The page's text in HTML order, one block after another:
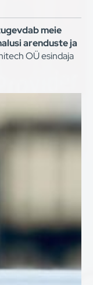
meie
arenduste ja
OÜ esindaja